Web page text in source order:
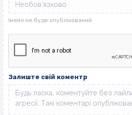
Залиште свій коментр